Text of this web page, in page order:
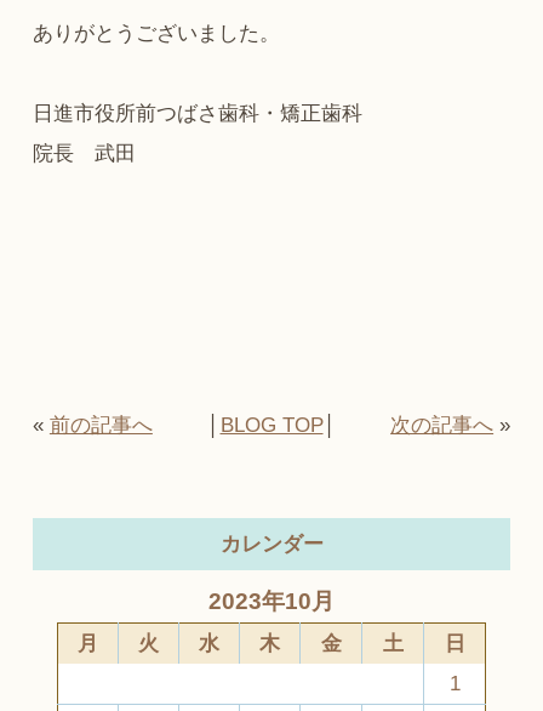
ありがとうございました。
日進市役所前つばさ歯科・矯正歯科
院長 武田
« 前の記事へ BLOG TOP│ 次の記事へ »
カレンダー
2023年10月
月 火 水 木 金 土
日
1